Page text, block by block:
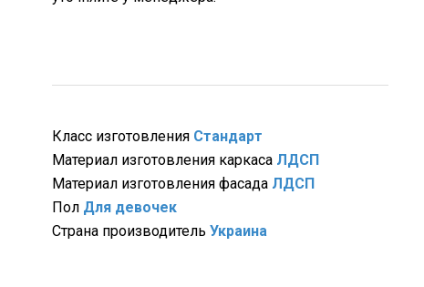
Класс изготовления Стандарт
Материал изготовления каркаса ЛДСП
Материал изготовления фасада ЛДСП
Пол Для девочек
Страна производитель Украина